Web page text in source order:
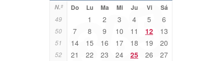
N.º Do Lu Ma Mi Ju Vi Sá
49 1 2 3 4 5 6
50 7 8 9 10 11 12 13
51 14 15 16 17 18 19 20
52 21 22 23 24 25 26 27